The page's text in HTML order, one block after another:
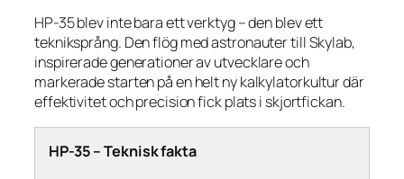
HP-35 blev inte bara ett verktyg – den blev ett
tekniksprång. Den flög med astronauter till Skylab,
inspirerade generationer av utvecklare och
markerade starten på en helt ny kalkylatorkultur där
effektivitet och precision fick plats i skjortfickan.
HP-35 – Teknisk fakta